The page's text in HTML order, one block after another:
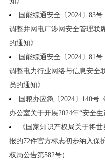
国能综通安全〔2024〕83
调整并网电厂涉网安全管理联
的通知》
国能综通安全〔2024〕81
调整电力行业网络与信息安全
员的通知》
国粮办应急〔2024〕140号
办公室关于开展2024年“安全生
《国家知识产权局关于将
报的72件官方标志初步纳入保
权局公告第582号）